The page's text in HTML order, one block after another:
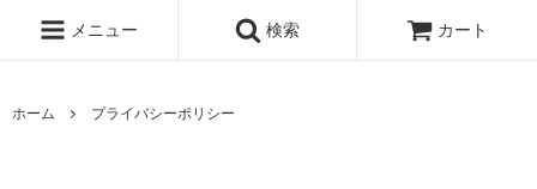
メニュー 検索 カート
ホーム プライバシーポリシー